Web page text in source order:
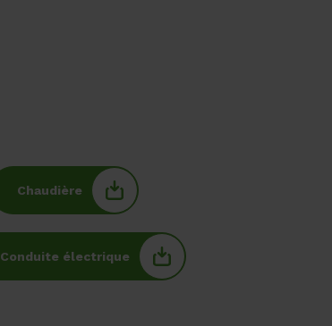
Chaudière
Conduite électrique